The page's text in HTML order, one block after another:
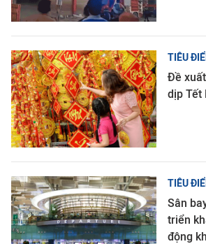
TIÊU
Đề
dịp Tết
TIÊU
Sân
triển
động